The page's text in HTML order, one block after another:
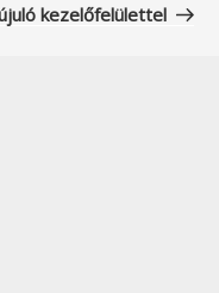
kezelőfelülettel